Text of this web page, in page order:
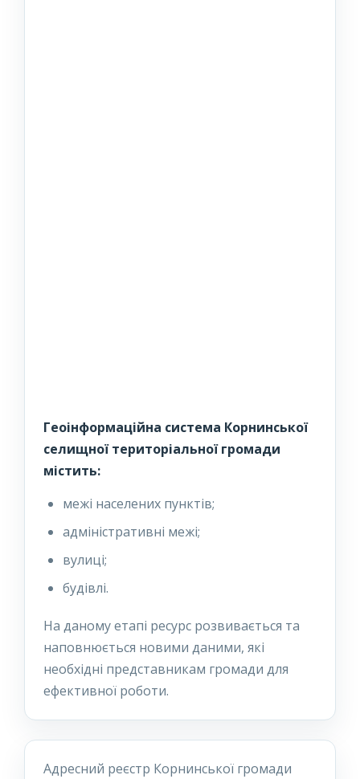
Геоінформаційна система Корнинської
селищної територіальної громади
містить:
межі населених пунктів;
адміністративні межі;
вулиці;
будівлі.
На даному етапі ресурс розвивається та
наповнюється новими даними, які
необхідні представникам громади для
ефективної роботи.
Адресний реєстр Корнинської громади